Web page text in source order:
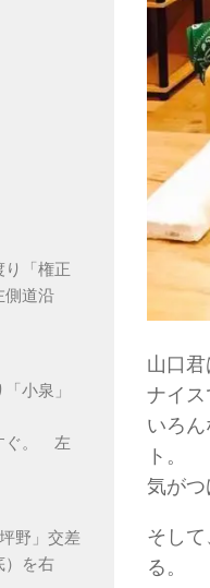
山口
ナイ
いろ
ト。
気が
そし
る。
り「権正
道沿
小泉」
ぐ。 左
野」交差
）を右